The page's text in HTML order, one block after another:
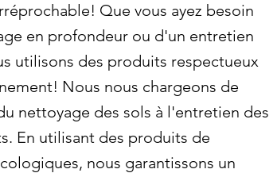
Que vous ayez besoin
en profondeur ou d'un entretien
utilisons des produits respectueux
Nous nous chargeons de
nettoyage des sols à l'entretien des
En utilisant des produits de
nous garantissons un